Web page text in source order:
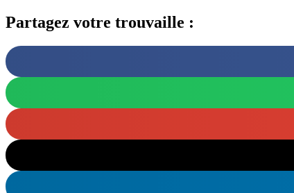
Partagez votre trouvaille :